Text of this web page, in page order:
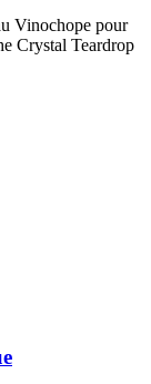
Vinochope pour
Crystal Teardrop